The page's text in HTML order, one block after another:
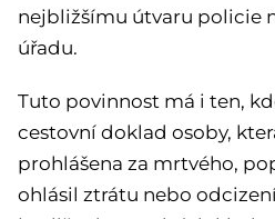
nejbližšímu útvaru policie
úřadu.
Tuto povinnost má i ten,
cestovní doklad osoby,
prohlášena za mrtvého,
ohlásil ztrátu nebo